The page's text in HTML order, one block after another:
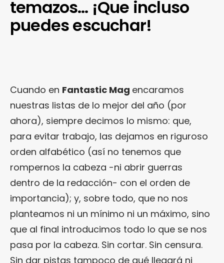
temazos… ¡Que incluso
puedes escuchar!
Cuando en Fantastic Mag encaramos
nuestras listas de lo mejor del año (por
ahora), siempre decimos lo mismo: que,
para evitar trabajo, las dejamos en riguroso
orden alfabético (así no tenemos que
rompernos la cabeza -ni abrir guerras
dentro de la redacción- con el orden de
importancia); y, sobre todo, que no nos
planteamos ni un mínimo ni un máximo, sino
que al final introducimos todo lo que se nos
pasa por la cabeza. Sin cortar. Sin censura.
Sin dar pistas tampoco de qué llegará ni